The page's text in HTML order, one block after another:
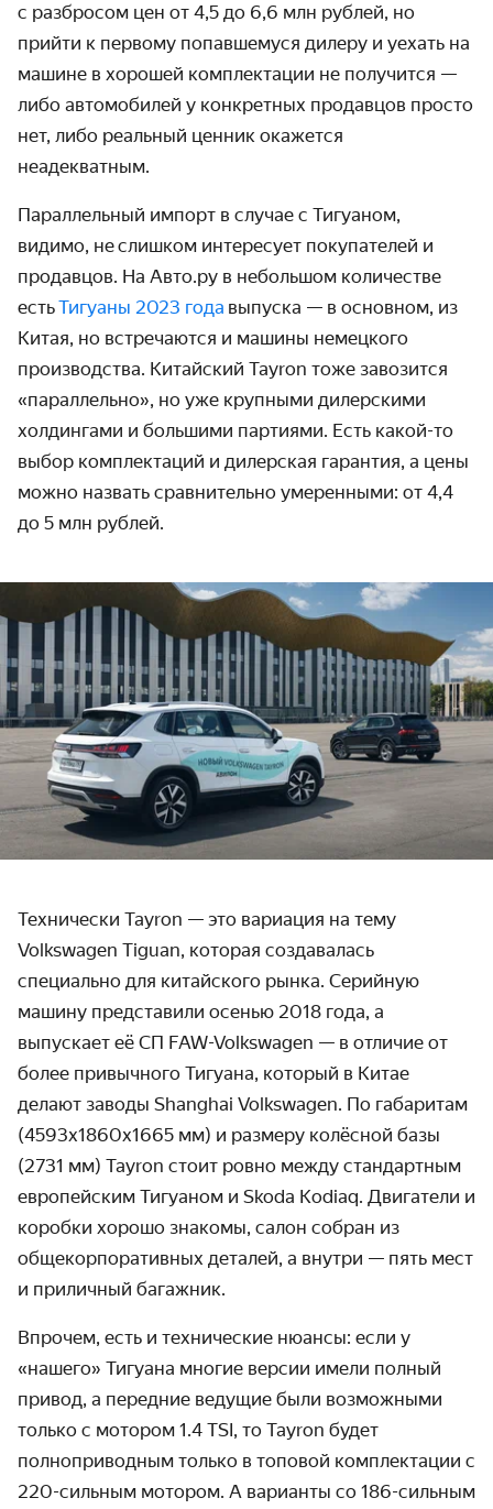
с разбросом цен от 4,5 до 6,6 млн рублей, но
прийти к первому попавшемуся дилеру и уехать на
машине в хорошей комплектации не получится —
либо автомобилей у конкретных продавцов просто
нет, либо реальный ценник окажется
неадекватным.
Параллельный импорт в случае с Тигуаном,
видимо, не слишком интересует покупателей и
продавцов. На Авто.ру в небольшом количестве
естьТигуаны 2023 года выпуска — в основном, из
Китая, но встречаются и машины немецкого
производства. Китайский Tayron тоже завозится
«параллельно», но уже крупными дилерскими
холдингами и большими партиями. Есть какой-то
выбор комплектаций и дилерская гарантия, а цены
можно назвать сравнительно умеренными: от 4,4
до 5 млн рублей.
Технически Tayron — это вариация на тему
Volkswagen Tiguan, которая создавалась
специально для китайского рынка. Серийную
машину представили осенью 2018 года, а
выпускает её СП FAW-Volkswagen — в отличие от
более привычного Тигуана, который в Китае
делают заводы Shanghai Volkswagen. По габаритам
(4593х1860х1665 мм) и размеру колёсной базы
(2731 мм) Tayron стоит ровно между стандартным
европейским Тигуаном и Skoda Kodiaq. Двигатели и
коробки хорошо знакомы, салон собран из
общекорпоративных деталей, а внутри — пять мест
и приличный багажник.
Впрочем, есть и технические нюансы: если у
«нашего» Тигуана многие версии имели полный
привод, а передние ведущие были возможными
только с мотором 1.4 TSI, то Tayron будет
полноприводным только в топовой комплектации с
220-сильным мотором. А варианты со 186-сильным